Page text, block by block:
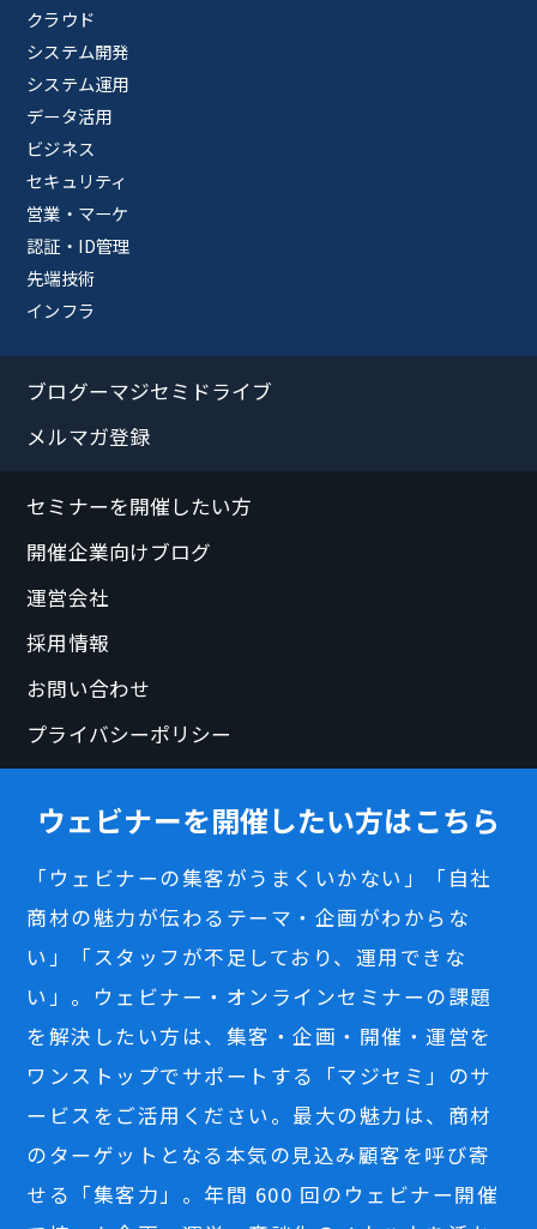
クラウド
システム開発
システム運用
データ活用
ビジネス
セキュリティ
営業・マーケ
認証・ID管理
先端技術
インフラ
ブログーマジセミドライブ
メルマガ登録
セミナーを開催したい方
開催企業向けブログ
運営会社
採用情報
お問い合わせ
プライバシーポリシー
ウェビナーを開催したい方はこちら
「ウェビナーの集客がうまくいかない」「自社
商材の魅力が伝わるテーマ・企画がわからな
い」「スタッフが不足しており、運用できな
い」。ウェビナー・オンラインセミナーの課題
を解決したい方は、集客・企画・開催・運営を
ワンストップでサポートする「マジセミ」のサ
ービスをご活用ください。最大の魅力は、商材
のターゲットとなる本気の見込み顧客を呼び寄
せる「集客力」。年間 600 回のウェビナー開催